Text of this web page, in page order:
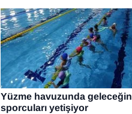
Yüzme havuzunda geleceğin
sporcuları yetişiyor